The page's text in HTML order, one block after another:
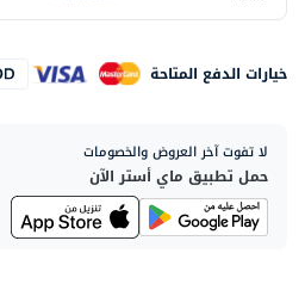
خيارات الدفع المتاحة
لا تفوت آخر العروض والخصومات
حمل تطبيق ماي أستر الآن